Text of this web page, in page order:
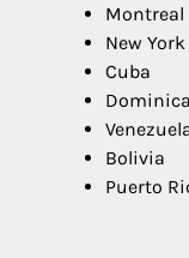
Montreal
New York
Cuba
Bolivia
Puerto